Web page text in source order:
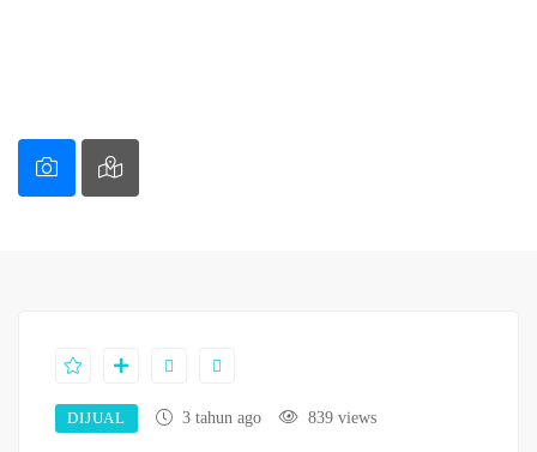
DIJUAL 3 tahun ago 839 views